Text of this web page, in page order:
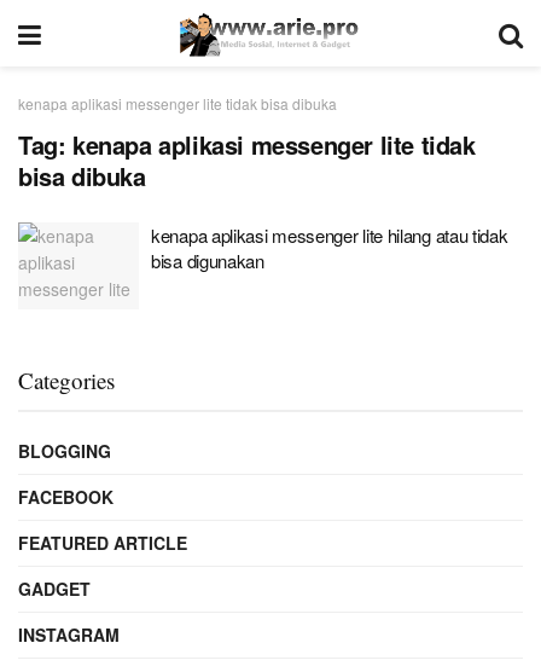
kenapa aplikasi messenger lite tidak bisa dibuka
Tag: kenapa aplikasi messenger lite tidak
bisa dibuka
kenapa aplikasi messenger lite hilang atau tidak
bisa digunakan
Categories
BLOGGING
FACEBOOK
FEATURED ARTICLE
GADGET
INSTAGRAM